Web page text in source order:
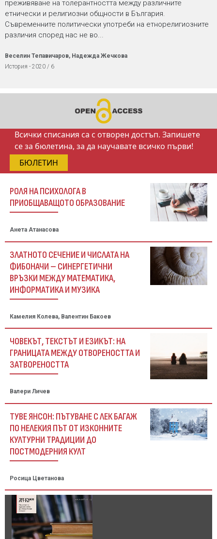
преживяване на толерантността между различните
етнически и религиозни общности в България.
Съвременните политически употреби на етнорелигиозните
различия според нас не во...
Веселин Тепавичаров, Надежда Жечкова
История - 2020 / 6
Всички списания са с отворен достъп. Запишете
се за бюлетина, за да научавате всичко първи!
БЮЛЕТИН
РОЛЯ НА ПСИХОЛОГА В
ПРИОБЩАВАЩОТО ОБРАЗОВАНИЕ
Анета Атанасова
ЗЛАТНОТО СЕЧЕНИЕ И ЧИСЛАТА НА
ФИБОНАЧИ – СИНЕРГЕТИЧНИ
ВРЪЗКИ МЕЖДУ МАТЕМАТИКА,
ИНФОРМАТИКА И МУЗИКА
Камелия Колева, Валентин Бакоев
ЧОВЕКЪТ, ТЕКСТЪТ И ЕЗИКЪТ: НА
ГРАНИЦАТА МЕЖДУ ОТВОРЕНОСТТА И
ЗАТВОРЕНОСТТА
Валери Личев
ТУВЕ ЯНСОН: ПЪТУВАНЕ С ЛЕК БАГАЖ
ПО НЕЛЕКИЯ ПЪТ ОТ ИЗКОННИТЕ
КУЛТУРНИ ТРАДИЦИИ ДО
ПОСТМОДЕРНИЯ КУЛТ
Росица Цветанова